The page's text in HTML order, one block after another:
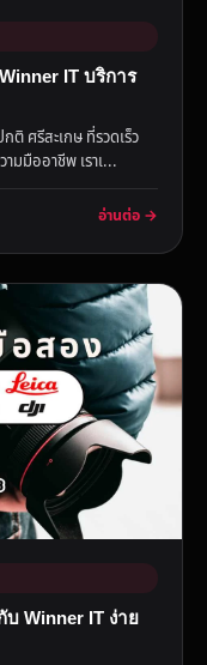
IT บริการ
ศรีสะเกษ ที่รวดเร็ว
มมืออาชีพ เราเ...
อ่านต่อ →
บ Winner IT ง่าย